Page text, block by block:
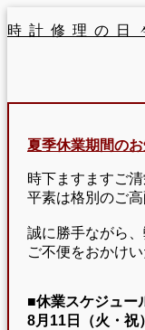
時計修理の日
夏季休業期間の
時下ますますご
平素は格別のご
誠に勝手ながら
ご不便をおかけ
■休業スケジュー
8月11日（火・祝